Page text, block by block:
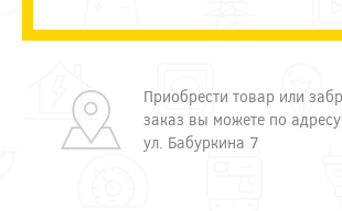
Приобрести товар или
заказ вы можете по
ул. Бабуркина 7